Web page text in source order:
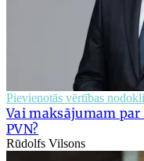
Pievienotās vērtības
Vai maksājumam
PVN?
Rūdolfs Vilsons